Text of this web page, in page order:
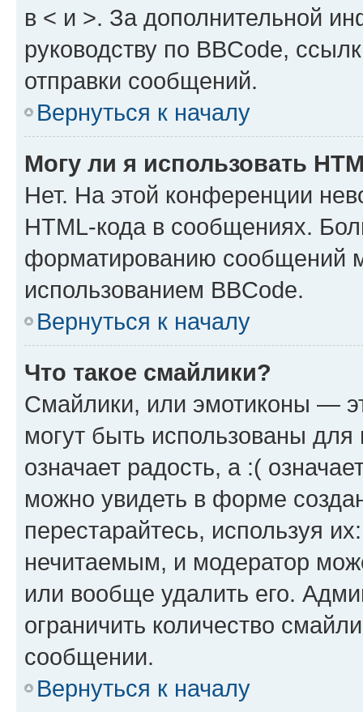
в < и >. За дополнительной
руководству по BBCode,
отправки сообщений.
Вернуться к началу
Могу ли я использовать
Нет. На этой конференции
HTML-кода в сообщениях.
форматированию сообщений
использованием BBCode.
Вернуться к началу
Что такое смайлики?
Смайлики, или эмотиконы —
могут быть использованы
означает радость, а :(
можно увидеть в форме
перестарайтесь, используя
нечитаемым, и модератор
или вообще удалить его.
ограничить количество
сообщении.
Вернуться к началу